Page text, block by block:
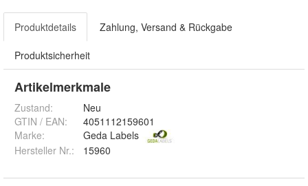
Produktdetails Zahlung, Versand & Rückgabe
Produktsicherheit
Artikelmerkmale
Zustand:
Neu
GTIN / EAN:
4051112159601
Marke:
Geda Labels
Hersteller Nr.:
15960